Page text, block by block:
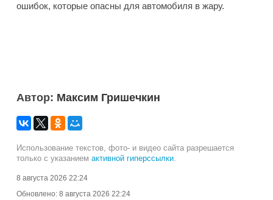
ошибок, которые опасны для автомобиля в жару.
Автор: Максим Гришечкин
Использование текстов, фото- и видео сайта разрешается
только с указанием активной гиперссылки.
8 августа 2026 22:24
Обновлено: 8 августа 2026 22:24